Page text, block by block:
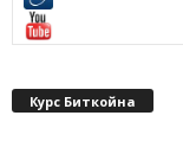
Курс Биткойна